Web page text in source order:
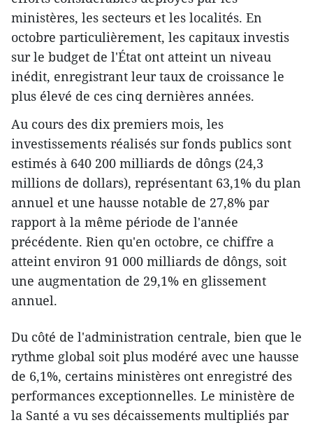
ministères, les secteurs et les localités. En
octobre particulièrement, les capitaux investis
sur le budget de l'État ont atteint un niveau
inédit, enregistrant leur taux de croissance le
plus élevé de ces cinq dernières années.
Au cours des dix premiers mois, les
investissements réalisés sur fonds publics sont
estimés à 640 200 milliards de dôngs (24,3
millions de dollars), représentant 63,1% du plan
annuel et une hausse notable de 27,8% par
rapport à la même période de l'année
précédente. Rien qu'en octobre, ce chiffre a
atteint environ 91 000 milliards de dôngs, soit
une augmentation de 29,1% en glissement
annuel.
Du côté de l'administration centrale, bien que le
rythme global soit plus modéré avec une hausse
de 6,1%, certains ministères ont enregistré des
performances exceptionnelles. Le ministère de
la Santé a vu ses décaissements multipliés par